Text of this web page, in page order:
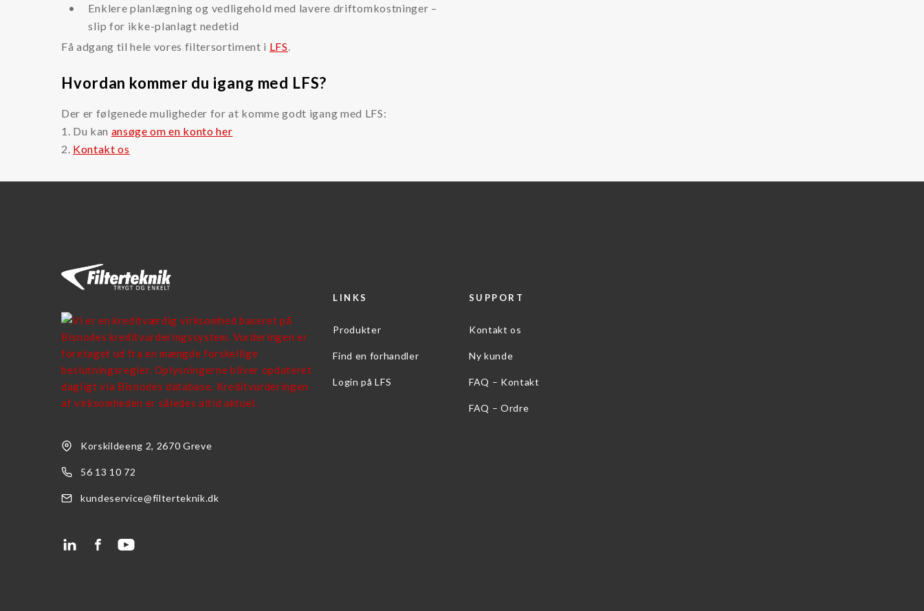
MP Filtri Filter
Parker Hannifin
Safematic Filter
SEPAR Filter
Enklere planlægning og vedligehold med lavere driftomkostninger –
slip for ikke-planlagt nedetid
Få adgang til hele vores filtersortiment i LFS.
Hvordan kommer du igang med LFS?
Der er følgenede muligheder for at komme godt igang med LFS:
1. Du kan ansøge om en konto her
2. Kontakt os
Korskildeeng 2, 2670 Greve
56 13 10 72
kundeservice@filterteknik.dk
LINKS
Produkter
Find en forhandler
Login på LFS
SUPPORT
Kontakt os
Ny kunde
FAQ – Kontakt
FAQ – Ordre